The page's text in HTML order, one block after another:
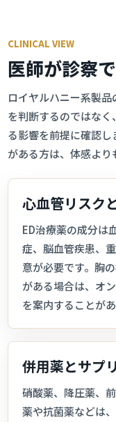
CLINICAL VIEW
医師が診察
ロイヤルハニー系製
を判断するのではな
る影響を前提に確認
がある方は、体感より
心血管リスク
ED治療薬の成分は
症、脳血管疾患、
意が必要です。胸
がある場合は、オ
を案内することがあ
併用薬とサプ
硝酸薬、降圧薬、
薬や抗菌薬などは